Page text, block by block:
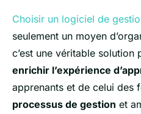
Choisir un logiciel de
seulement un moyen
c’est une véritable solution
enrichir l’expérience
apprenants et de celui des
processus de gestion et